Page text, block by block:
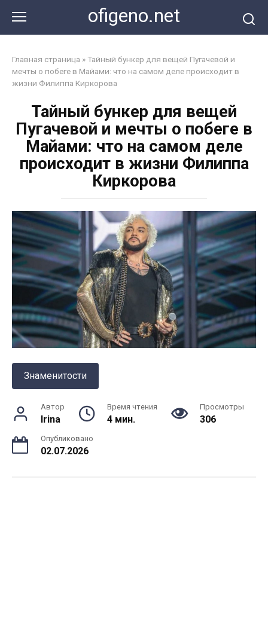
контенту
ofigeno.net
Главная страница »Тайный бункер для вещей Пугачевой и
мечты о побеге в Майами: что на самом деле происходит в
жизни Филиппа Киркорова
Тайный бункер для вещей
Пугачевой и мечты о побеге в
Майами: что на самом деле
происходит в жизни Филиппа
Киркорова
Знаменитости
Автор
Irina
Время чтения
4 мин.
Просмотры
306
Опубликовано
02.07.2026